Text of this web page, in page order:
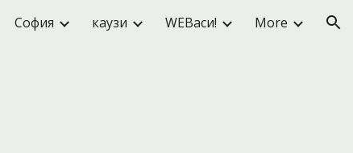
София каузи WEBаси! More